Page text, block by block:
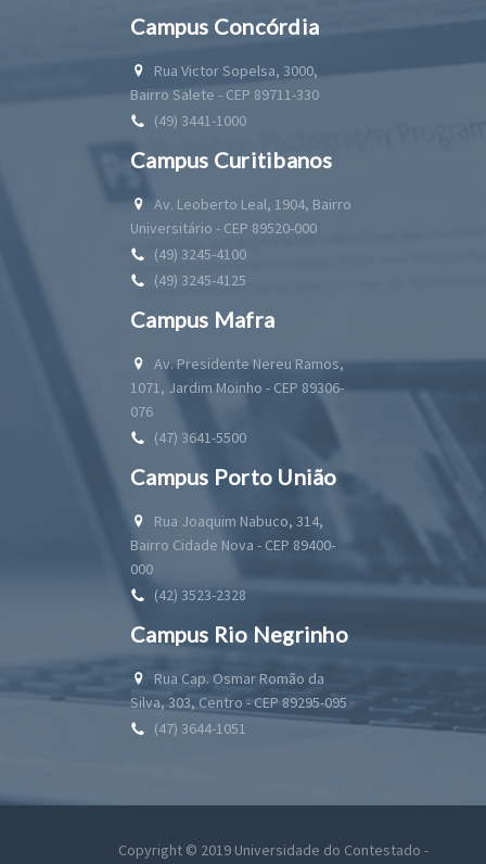
Campus Concórdia
Rua Victor Sopelsa, 3000,
Bairro Salete - CEP 89711-330
(49) 3441-1000
Campus Curitibanos
Av. Leoberto Leal, 1904, Bairro
Universitário - CEP 89520-000
(49) 3245-4100
(49) 3245-4125
Campus Mafra
Av. Presidente Nereu Ramos,
1071, Jardim Moinho - CEP 89306-
076
(47) 3641-5500
Campus Porto União
Rua Joaquim Nabuco, 314,
Bairro Cidade Nova - CEP 89400-
000
(42) 3523-2328
Campus Rio Negrinho
Rua Cap. Osmar Romão da
Silva, 303, Centro - CEP 89295-095
(47) 3644-1051
Copyright © 2019 Universidade do Contestado -